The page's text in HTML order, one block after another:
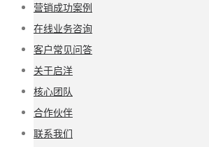
营销成功案例
在线业务咨询
客户常见问答
关于启洋
核心团队
合作伙伴
联系我们